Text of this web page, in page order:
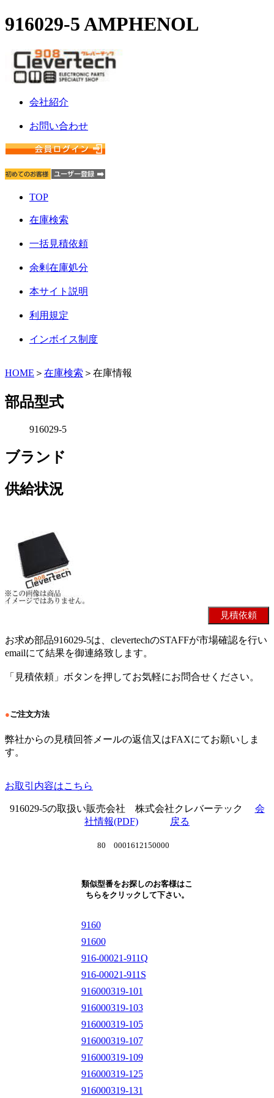
916029-5 AMPHENOL
会社紹介
お問い合わせ
TOP
在庫検索
一括見積依頼
余剰在庫処分
本サイト説明
利用規定
インボイス制度
HOME ＞ 在庫検索 ＞在庫情報
部品型式
916029-5
ブランド
供給状況
お求め部品916029-5は、clevertechのSTAFFが市場確認を行い
emailにて結果を御連絡致します。
「見積依頼」ボタンを押してお気軽にお問合せください。
●ご注文方法
弊社からの見積回答メールの返信又はFAXにてお願いしま
す。
お取引内容はこちら
916029-5の取扱い販売会社 株式会社クレバーテック 会
社情報(PDF)
戻る
80 0001612150000
類似型番をお探しのお客様はこ
ちらをクリックして下さい。
9160
91600
916-00021-911Q
916-00021-911S
916000319-101
916000319-103
916000319-105
916000319-107
916000319-109
916000319-125
916000319-131